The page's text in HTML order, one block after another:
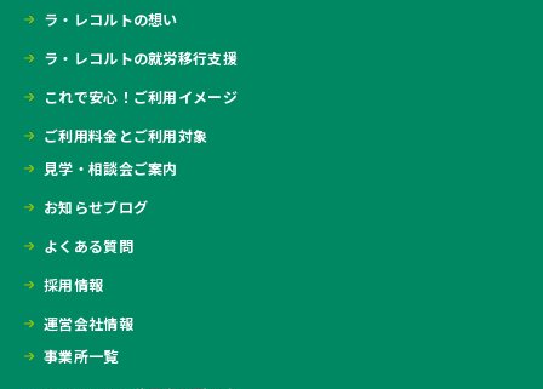
ラ・レコルトの想い
ラ・レコルトの就労移行支援
これで安心！ご利用イメージ
ご利用料金とご利用対象
見学・相談会ご案内
お知らせブログ
よくある質問
採用情報
運営会社情報
事業所一覧